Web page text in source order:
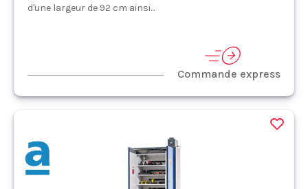
d'une largeur de 92 cm ainsi...
Commande express